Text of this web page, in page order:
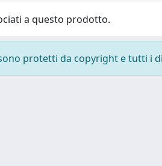
a questo prodotto.
protetti da copyright e tutti i